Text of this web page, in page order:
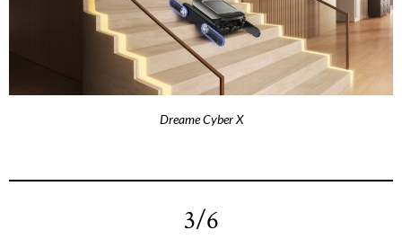
Dreame Cyber X
3/6